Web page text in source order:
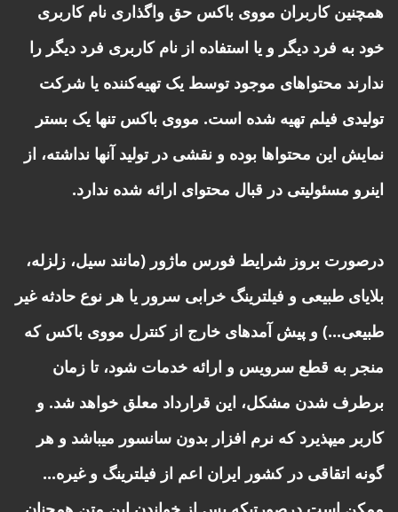
همچنین کاربران مووی باکس حق واگذاری نام کاربری
خود به فرد دیگر و یا استفاده از نام کاربری فرد دیگر را
ندارند محتواهای موجود توسط یک تهیه‌کننده یا شرکت
تولیدی فیلم تهیه شده است. مووی باکس تنها یک بستر
نمایش این محتواها بوده و نقشی در تولید آنها نداشته، از
اینرو مسئولیتی در قبال محتوای ارائه شده ندارد.
درصورت بروز شرایط فورس ماژور (مانند سیل، زلزله،
بلایای طبیعی و فیلترینگ خرابی سرور یا هر نوع حادثه غیر
طبیعی...) و پیش آمدهای خارج از کنترل مووی باکس که
منجر به قطع سرویس و ارائه خدمات شود، تا زمان
برطرف شدن مشکل، این قرارداد معلق خواهد شد. و
کاربر میپذیرد که نرم افزار بدون سانسور میباشد و هر
گونه اتقاقی در کشور ایران اعم از فیلترینگ و غیره...